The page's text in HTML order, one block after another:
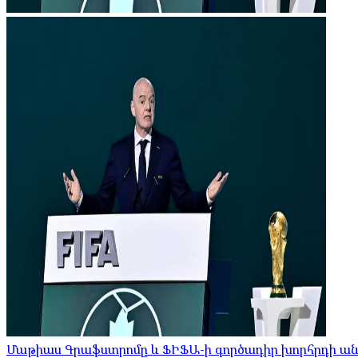
Մաթիաս Գրաֆստրոմը և ՖԻՖԱ-ի գործադիր խորհրդի